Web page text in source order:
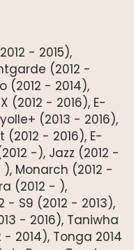
- 2015),
(2012 -
(2012 - 2014),
(2012 - 2016), E-
(2013 - 2016),
(2012 - 2016), E-
-), Jazz (2012 -
), Monarch (2012 -
(2012 - ),
- S9 (2012 - 2013),
- 2016), Taniwha
2014), Tonga 2014